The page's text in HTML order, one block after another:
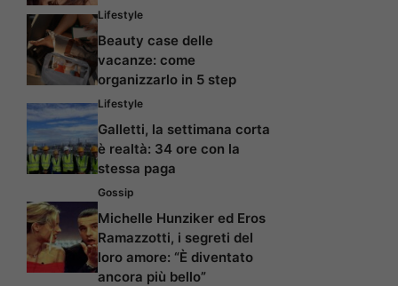
Lifestyle
Beauty case delle
vacanze: come
organizzarlo in 5 step
Lifestyle
Galletti, la settimana corta
è realtà: 34 ore con la
stessa paga
Gossip
Michelle Hunziker ed Eros
Ramazzotti, i segreti del
loro amore: “È diventato
ancora più bello”